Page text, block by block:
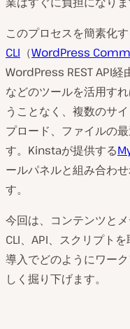
このプロセスを簡素化す
CLI （WordPress
WordPress REST API経
などのツールを活用す
うことなく、複数のサ
プロード、ファイルの
す。Kinstaが提供する
ールパネルと組み合わ
す。
今回は、コンテンツと
CLI、API、スクリプト
導入でどのようにワー
しく掘り下げます。